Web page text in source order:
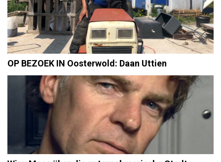
OP BEZOEK IN Oosterwold: Daan Uttien